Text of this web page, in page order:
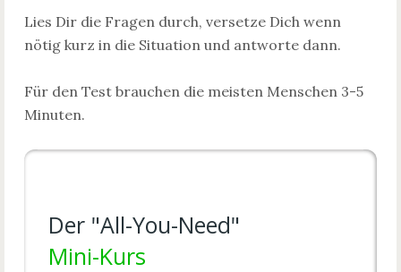
Lies Dir die Fragen durch, versetze Dich wenn
nötig kurz in die Situation und antworte dann.
Für den Test brauchen die meisten Menschen 3-5
Minuten.
​Der "All-You-Need"​
Mini-Kurs